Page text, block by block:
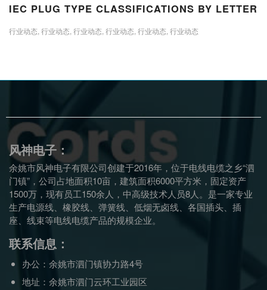
IEC PLUG TYPE CLASSIFICATIONS BY LETTER
行业动态, 行业动态, 行业动态, 行业动态, 行业动态, 行业动态
风神电子：
余姚市风神电子有限公司创建于2016年，位于电线电缆之乡“泗
门镇”，公司占地面积10亩，建筑面积6000平方米，固定资产
1500万，现有员工150余人，中高级技术人员8人。是一家专业
生产电源线、橡胶线、弹簧线、低烟无卤线、各国插头、插
座、线束等电线电缆产品的规模企业。
联系信息：